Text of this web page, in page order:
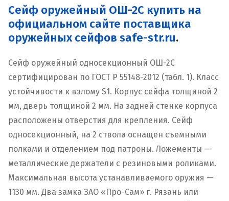
Сейф оружейный ОШ-2С купить на
официальном сайте поставщика
оружейных сейфов safe-str.ru.
Сейф оружейный односекционный ОШ-2С
сертифицирован по ГОСТ Р 55148-2012 (табл. 1). Класс
устойчивости к взлому S1. Корпус сейфа толщиной 2
мм, дверь толщиной 2 мм. На задней стенке корпуса
расположены отверстия для крепления. Сейф
односекционный, на 2 ствола оснащен съемными
полками и отделением под патроны. Ложементы —
металлические держатели с резиновыми роликами.
Максимальная высота устанавливаемого оружия —
1130 мм. Два замка ЗАО «Про-Сам» г. Рязань или